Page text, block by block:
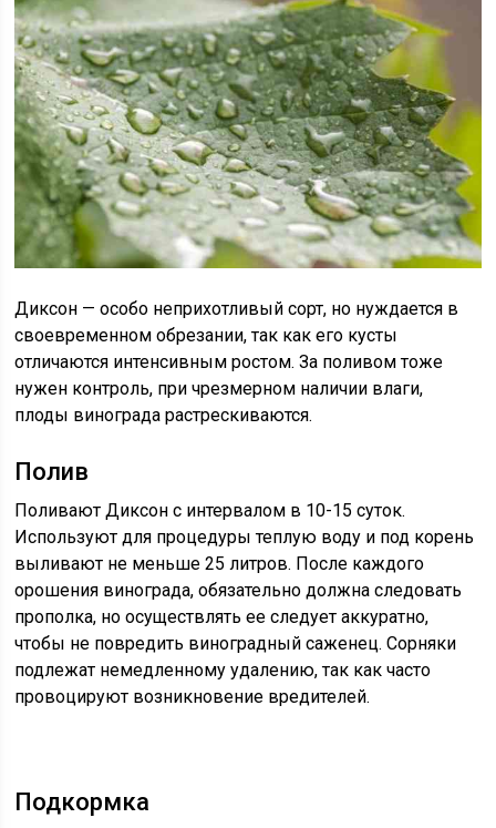
Диксон — особо неприхотливый сорт, но нуждается в
своевременном обрезании, так как его кусты
отличаются интенсивным ростом. За поливом тоже
нужен контроль, при чрезмерном наличии влаги,
плоды винограда растрескиваются.
Полив
Поливают Диксон с интервалом в 10-15 суток.
Используют для процедуры теплую воду и под корень
выливают не меньше 25 литров. После каждого
орошения винограда, обязательно должна следовать
прополка, но осуществлять ее следует аккуратно,
чтобы не повредить виноградный саженец. Сорняки
подлежат немедленному удалению, так как часто
провоцируют возникновение вредителей.
Подкормка